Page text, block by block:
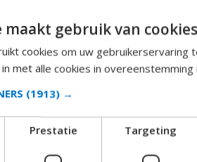
maakt gebruik van
cookies om uw
met alle cookies in overeenstemming
(1913) →
Prestatie Targeting